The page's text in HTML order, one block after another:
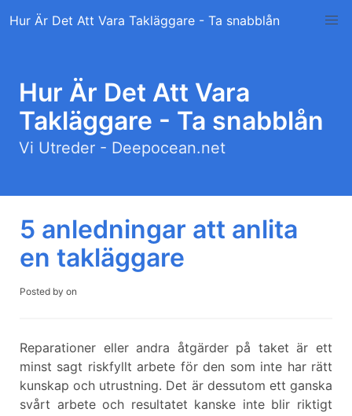
toHur Är Det Att Vara Takläggare - Ta snabblån
Hur Är Det Att Vara
Takläggare - Ta snabblån
Vi Utreder - Deepocean.net
5 anledningar att anlita
en takläggare
Posted by on
Reparationer eller andra åtgärder på taket är ett
minst sagt riskfyllt arbete för den som inte har rätt
kunskap och utrustning. Det är dessutom ett ganska
svårt arbete och resultatet kanske inte blir riktigt